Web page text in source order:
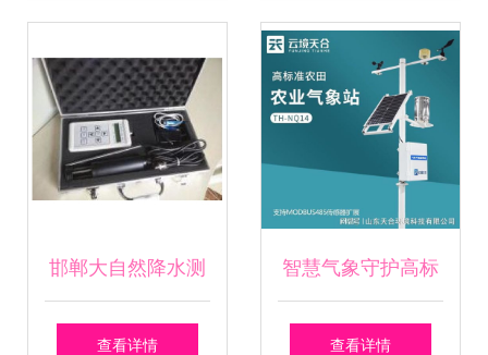
局开展气象气候实
习
邯郸大自然降水测
量仪器，护航精准
查看详情
智慧气象守护高标
准农田 小型气象站
查看详情